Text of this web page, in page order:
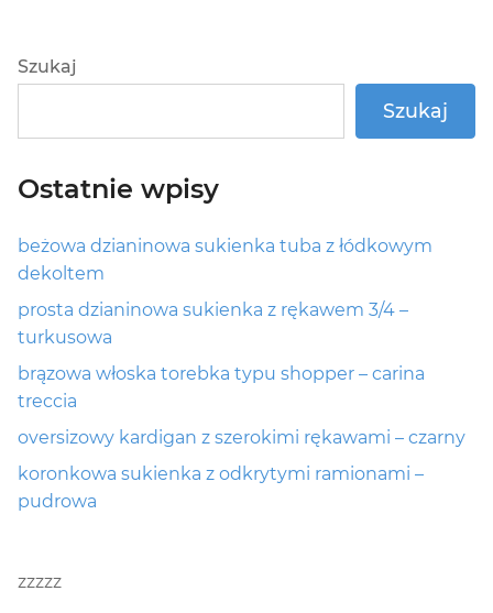
Szukaj
Szukaj
Ostatnie wpisy
beżowa dzianinowa sukienka tuba z łódkowym
dekoltem
prosta dzianinowa sukienka z rękawem 3/4 –
turkusowa
brązowa włoska torebka typu shopper – carina
treccia
oversizowy kardigan z szerokimi rękawami – czarny
koronkowa sukienka z odkrytymi ramionami –
pudrowa
zzzzz